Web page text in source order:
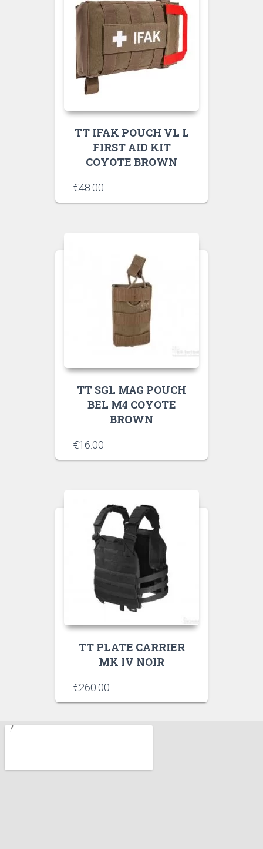
TT IFAK POUCH VL L
FIRST AID KIT
COYOTE BROWN
€48.00
TT SGL MAG POUCH
BEL M4 COYOTE
BROWN
€16.00
TT PLATE CARRIER
MK IV NOIR
€260.00